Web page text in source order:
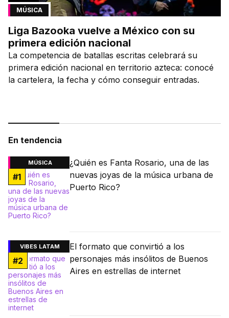
MÚSICA
Liga Bazooka vuelve a México con su
primera edición nacional
La competencia de batallas escritas celebrará su
primera edición nacional en territorio azteca: conocé
la cartelera, la fecha y cómo conseguir entradas.
En tendencia
MÚSICA
#1
¿Quién es Fanta Rosario, una de las
nuevas joyas de la música urbana de
Puerto Rico?
VIBES LATAM
#2
El formato que convirtió a los
personajes más insólitos de Buenos
Aires en estrellas de internet